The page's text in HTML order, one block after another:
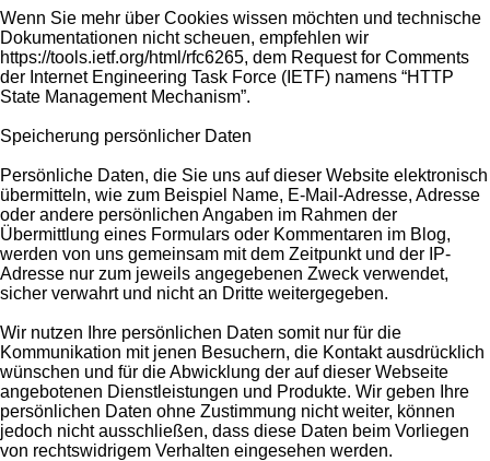
Wenn Sie mehr über Cookies wissen möchten und technische
Dokumentationen nicht scheuen, empfehlen wir
https://tools.ietf.org/html/rfc6265, dem Request for Comments
der Internet Engineering Task Force (IETF) namens “HTTP
State Management Mechanism”.
Speicherung persönlicher Daten
Persönliche Daten, die Sie uns auf dieser Website elektronisch
übermitteln, wie zum Beispiel Name, E-Mail-Adresse, Adresse
oder andere persönlichen Angaben im Rahmen der
Übermittlung eines Formulars oder Kommentaren im Blog,
werden von uns gemeinsam mit dem Zeitpunkt und der IP-
Adresse nur zum jeweils angegebenen Zweck verwendet,
sicher verwahrt und nicht an Dritte weitergegeben.
Wir nutzen Ihre persönlichen Daten somit nur für die
Kommunikation mit jenen Besuchern, die Kontakt ausdrücklich
wünschen und für die Abwicklung der auf dieser Webseite
angebotenen Dienstleistungen und Produkte. Wir geben Ihre
persönlichen Daten ohne Zustimmung nicht weiter, können
jedoch nicht ausschließen, dass diese Daten beim Vorliegen
von rechtswidrigem Verhalten eingesehen werden.